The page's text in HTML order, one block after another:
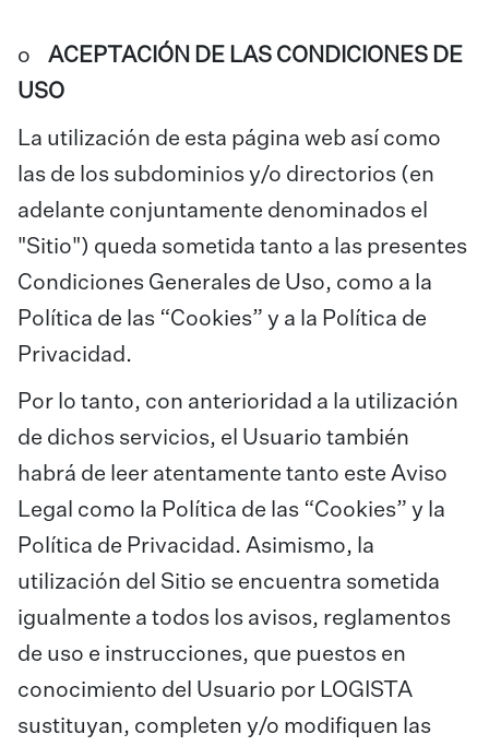
o ACEPTACIÓN DE LAS CONDICIONES DE
USO
La utilización de esta página web así como
las de los subdominios y/o directorios (en
adelante conjuntamente denominados el
"Sitio") queda sometida tanto a las presentes
Condiciones Generales de Uso, como a la
Política de las “Cookies” y a la Política de
Privacidad.
Por lo tanto, con anterioridad a la utilización
de dichos servicios, el Usuario también
habrá de leer atentamente tanto este Aviso
Legal como la Política de las “Cookies” y la
Política de Privacidad. Asimismo, la
utilización del Sitio se encuentra sometida
igualmente a todos los avisos, reglamentos
de uso e instrucciones, que puestos en
conocimiento del Usuario por LOGISTA
sustituyan, completen y/o modifiquen las